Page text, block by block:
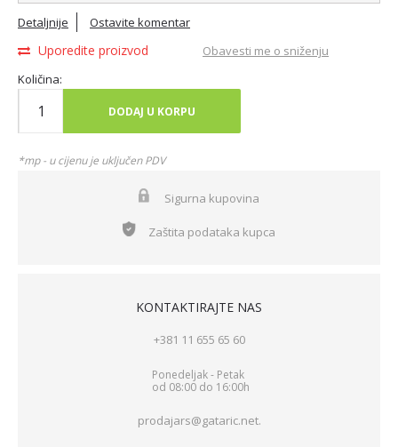
Detaljnije Ostavite komentar
Uporedite proizvod
Obavesti me o sniženju
Količina:
DODAJ U KORPU
*mp - u cijenu je uključen PDV
Sigurna kupovina
Zaštita podataka kupca
KONTAKTIRAJTE NAS
+381 11 655 65 60
Ponedeljak - Petak
od 08:00 do 16:00h
prodajars@gataric.net.